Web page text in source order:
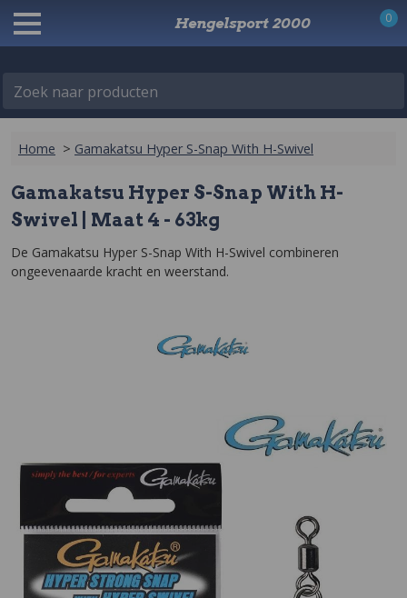
Zoek naar producten
Hengelsport 2000 0
Home > Gamakatsu Hyper S-Snap With H-Swivel
Gamakatsu Hyper S-Snap With H-
Swivel | Maat 4 - 63kg
De Gamakatsu Hyper S-Snap With H-Swivel combineren
ongeevenaarde kracht en weerstand.